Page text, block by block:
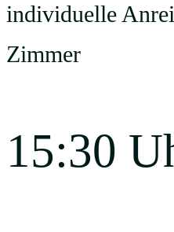
individuelle
Zimmer
15:30